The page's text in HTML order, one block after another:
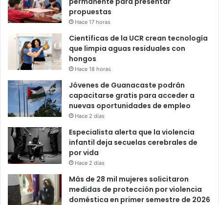
propuestas
Hace 17 horas
Científicas de la UCR crean tecnología
que limpia aguas residuales con
hongos
Hace 18 horas
Jóvenes de Guanacaste podrán
capacitarse gratis para acceder a
nuevas oportunidades de empleo
Hace 2 días
Especialista alerta que la violencia
infantil deja secuelas cerebrales de
por vida
Hace 2 días
Más de 28 mil mujeres solicitaron
medidas de protección por violencia
doméstica en primer semestre de 2026